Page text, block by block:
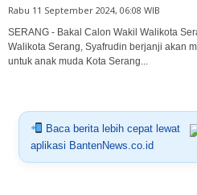
Rabu 11 September 2024, 06:08 WIB
SERANG - Bakal Calon Wakil Walikota
Walikota Serang, Syafrudin berjanji akan
untuk anak muda Kota Serang...
Baca berita lebih cepat lewat
aplikasi BantenNews.co.id